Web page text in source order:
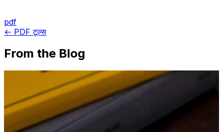
pdf
← PDF टूल्स
From the Blog